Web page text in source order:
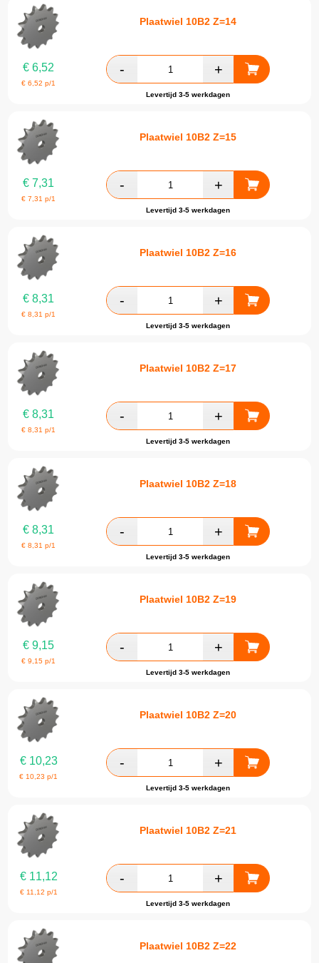
Plaatwiel 10B2 Z=14
€ 6,52
€6,52 p/1
Levertijd 3-5 werkdagen
Plaatwiel 10B2 Z=15
€ 7,31
€7,31 p/1
Levertijd 3-5 werkdagen
Plaatwiel 10B2 Z=16
€ 8,31
€8,31 p/1
Levertijd 3-5 werkdagen
Plaatwiel 10B2 Z=17
€ 8,31
€8,31 p/1
Levertijd 3-5 werkdagen
Plaatwiel 10B2 Z=18
€ 8,31
€8,31 p/1
Levertijd 3-5 werkdagen
Plaatwiel 10B2 Z=19
€ 9,15
€9,15 p/1
Levertijd 3-5 werkdagen
Plaatwiel 10B2 Z=20
€10,23
€ 10,23 p/1
Levertijd 3-5 werkdagen
Plaatwiel 10B2 Z=21
€11,12
€ 11,12 p/1
Levertijd 3-5 werkdagen
Plaatwiel 10B2 Z=22